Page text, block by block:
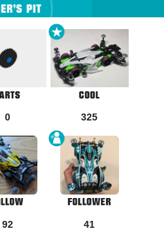
0 325
92
41